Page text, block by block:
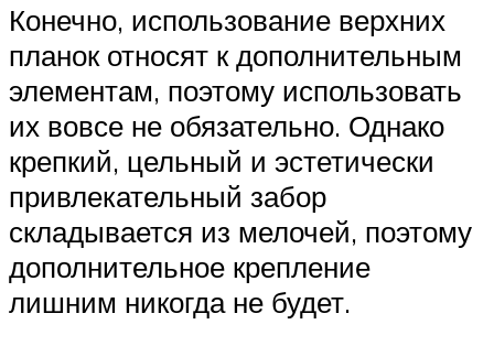
Конечно, использование верхних
планок относят к дополнительным
элементам, поэтому использовать
их вовсе не обязательно. Однако
крепкий, цельный и эстетически
привлекательный забор
складывается из мелочей, поэтому
дополнительное крепление
лишним никогда не будет.